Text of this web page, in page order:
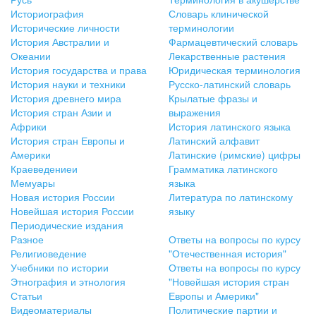
Историография
Исторические личности
История Австралии и
Океании
История государства и права
История науки и техники
История древнего мира
История стран Азии и
Африки
История стран Европы и
Америки
Краеведениеи
Мемуары
Новая история России
Новейшая история России
Периодические издания
Разное
Религиоведение
Учебники по истории
Этнография и этнология
Статьи
Видеоматериалы
Словарь клинической
терминологии
Фармацевтический словарь
Лекарственные растения
Юридическая терминология
Русско-латинский словарь
Крылатые фразы и
выражения
История латинского языка
Латинский алфавит
Латинские (римские) цифры
Грамматика латинского
языка
Литература по латинскому
языку
Ответы на вопросы по курсу
"Отечественная история"
Ответы на вопросы по курсу
"Новейшая история стран
Европы и Америки"
Политические партии и